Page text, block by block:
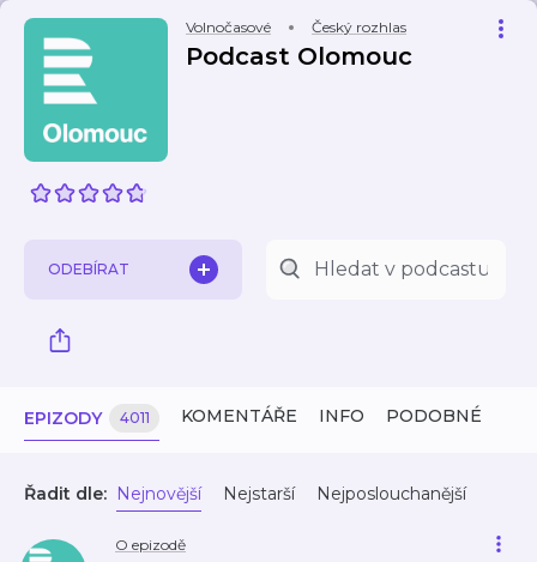
Volnočasové Český rozhlas
Podcast Olomouc
ODEBÍRAT
EPIZODY 4011 KOMENTÁŘE INFO PODOBNÉ
Řadit dle: Nejnovější Nejstarší Nejposlouchanější
O epizodě